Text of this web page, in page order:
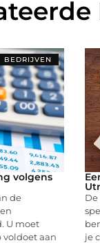
BEDRIJVEN
volgens
de
U moet
voldoet aan
je